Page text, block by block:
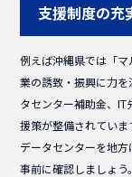
支援制度の充
例えば沖縄県では「
業の誘致・振興に力
タセンター補助金、
援策が整備されていま
データセンターを地
事前に確認しましょ